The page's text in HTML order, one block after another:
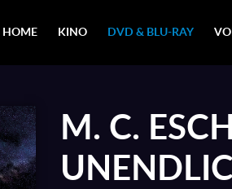
HOME KINO DVD & BLU-RAY
M. C.